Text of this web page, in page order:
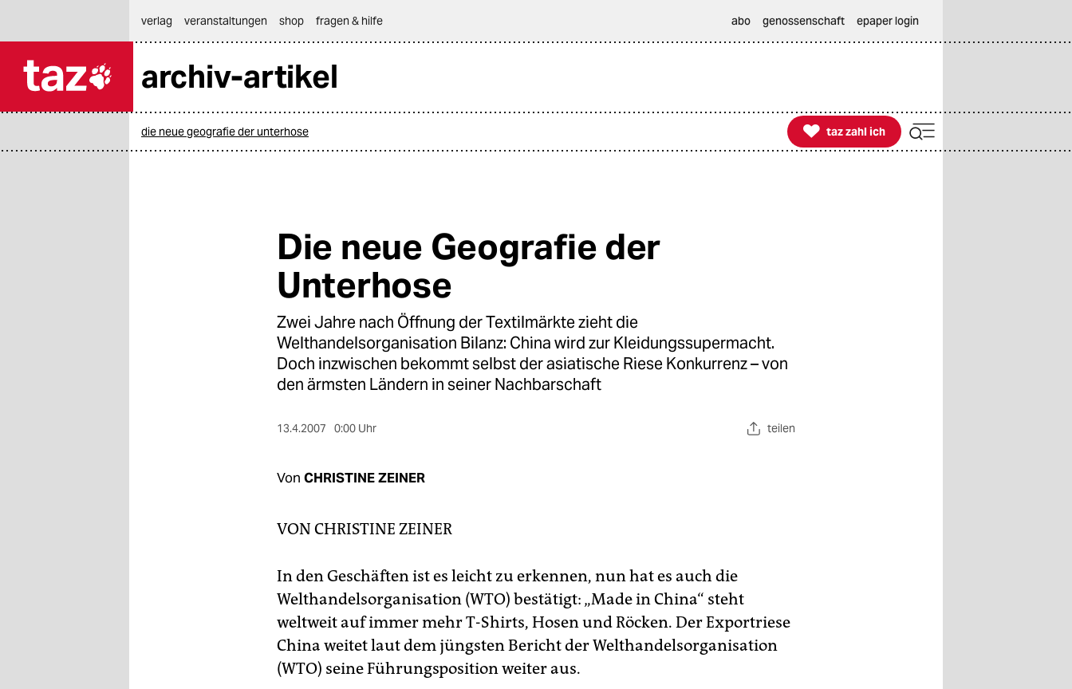
themen
verlag
veranstaltungen shop fragen & hilfe abo genossenschaft epaper login
archiv-artikel
die neue geografie der unterhose 
taz zahl ich
taz zahl ich
Die neue Geografie der
Unterhose
Zwei Jahre nach Öffnung der Textilmärkte zieht die
Welthandelsorganisation Bilanz: China wird zur Kleidungssupermacht.
Doch inzwischen bekommt selbst der asiatische Riese Konkurrenz – von
den ärmsten Ländern in seiner Nachbarschaft
13.4.2007 0:00 Uhr teilen
Von CHRISTINE ZEINER
VON CHRISTINE ZEINER
In den Geschäften ist es leicht zu erkennen, nun hat es auch die
Welthandelsorganisation (WTO) bestätigt: „Made in China“ steht
weltweit auf immer mehr T-Shirts, Hosen und Röcken. Der Exportriese
China weitet laut dem jüngsten Bericht der Welthandelsorganisation
(WTO) seine Führungsposition weiter aus.